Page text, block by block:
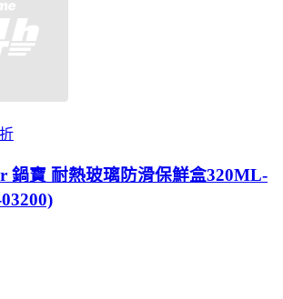
鍋寶 耐熱玻璃防滑保鮮盒320ML-